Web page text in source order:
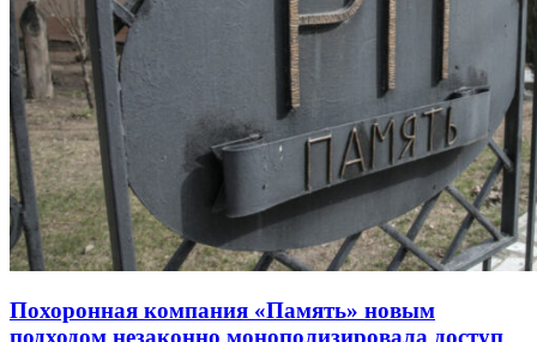
Похоронная компания «Память» новым